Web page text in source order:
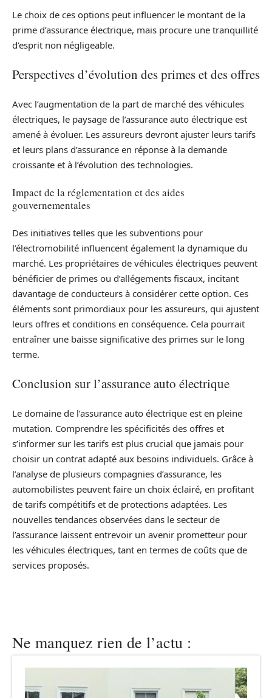
Le choix de ces options peut influencer le montant de la
prime d’assurance électrique, mais procure une tranquillité
d’esprit non négligeable.
Perspectives d’évolution des primes et des offres
Avec l’augmentation de la part de marché des véhicules
électriques, le paysage de l’assurance auto électrique est
amené à évoluer. Les assureurs devront ajuster leurs tarifs
et leurs plans d’assurance en réponse à la demande
croissante et à l’évolution des technologies.
Impact de la réglementation et des aides
gouvernementales
Des initiatives telles que les subventions pour
l’électromobilité influencent également la dynamique du
marché. Les propriétaires de véhicules électriques peuvent
bénéficier de primes ou d’allégements fiscaux, incitant
davantage de conducteurs à considérer cette option. Ces
éléments sont primordiaux pour les assureurs, qui ajustent
leurs offres et conditions en conséquence. Cela pourrait
entraîner une baisse significative des primes sur le long
terme.
Conclusion sur l’assurance auto électrique
Le domaine de l’assurance auto électrique est en pleine
mutation. Comprendre les spécificités des offres et
s’informer sur les tarifs est plus crucial que jamais pour
choisir un contrat adapté aux besoins individuels. Grâce à
l’analyse de plusieurs compagnies d’assurance, les
automobilistes peuvent faire un choix éclairé, en profitant
de tarifs compétitifs et de protections adaptées. Les
nouvelles tendances observées dans le secteur de
l’assurance laissent entrevoir un avenir prometteur pour
les véhicules électriques, tant en termes de coûts que de
services proposés.
Ne manquez rien de l’actu :